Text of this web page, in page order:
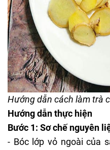
Hướng dẫn cách làm trà
Hướng dẫn thực hiện
Bước 1: Sơ chế nguyên
- Bóc lớp vỏ ngoài của